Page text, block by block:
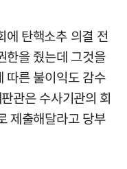
에 탄핵소추 의결 전
한을 줬는데 그것을
따른 불이익도 감수
관은 수사기관의 회
제출해달라고 당부